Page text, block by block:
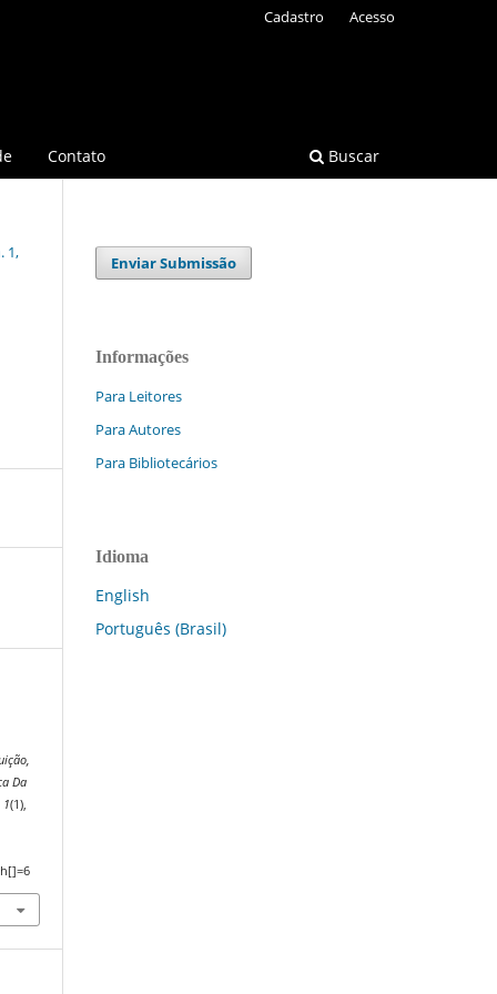
Contato Buscar
Cadastro Acesso
1,
Da
1(1),
Enviar Submissão
Informações
Para Leitores
Para Autores
Para Bibliotecários
Idioma
English
Português (Brasil)